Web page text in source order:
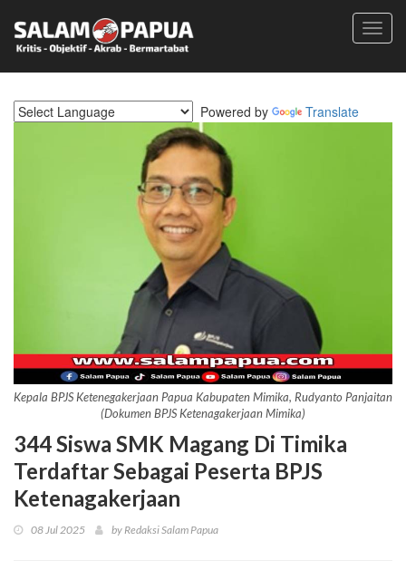
Powered by Translate
Kepala BPJS Ketenegakerjaan Papua Kabupaten Mimika, Rudyanto Panjaitan
(Dokumen BPJS Ketenagakerjaan Mimika)
344 Siswa SMK Magang Di Timika
Terdaftar Sebagai Peserta BPJS
Ketenagakerjaan
08 Jul 2025 by Redaksi Salam Papua